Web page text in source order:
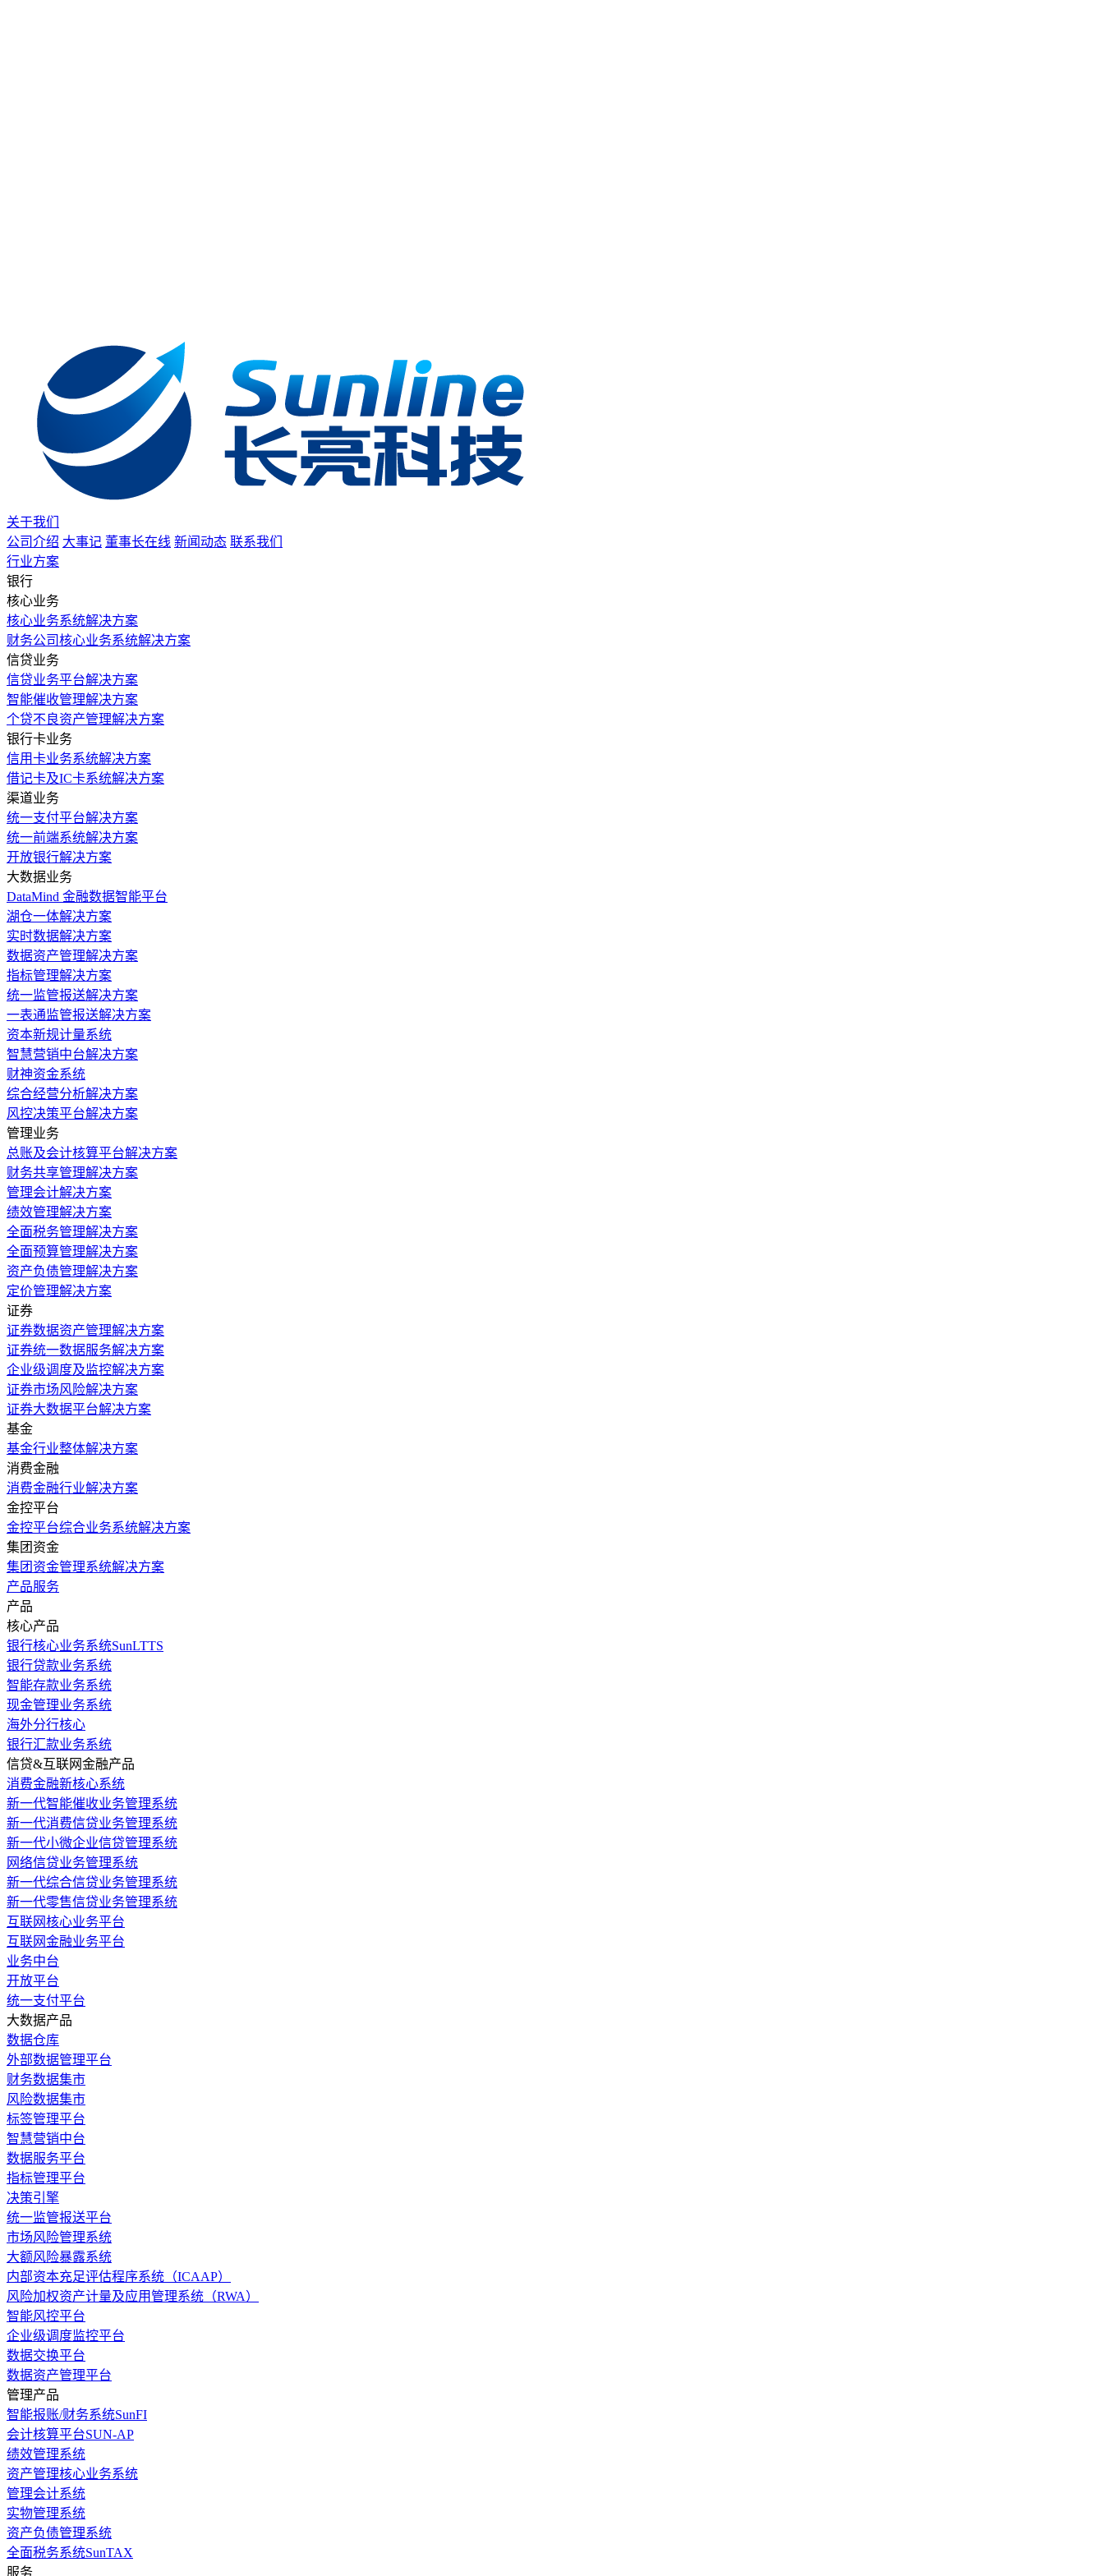
关于我们
公司介绍 大事记 董事长在线 新闻动态 联系我们
行业方案
银行
核心业务
核心业务系统解决方案
财务公司核心业务系统解决方案
信贷业务
信贷业务平台解决方案
智能催收管理解决方案
个贷不良资产管理解决方案
银行卡业务
信用卡业务系统解决方案
借记卡及IC卡系统解决方案
渠道业务
统一支付平台解决方案
统一前端系统解决方案
开放银行解决方案
大数据业务
DataMind 金融数据智能平台
湖仓一体解决方案
实时数据解决方案
数据资产管理解决方案
指标管理解决方案
统一监管报送解决方案
一表通监管报送解决方案
资本新规计量系统
智慧营销中台解决方案
财神资金系统
综合经营分析解决方案
风控决策平台解决方案
管理业务
总账及会计核算平台解决方案
财务共享管理解决方案
管理会计解决方案
绩效管理解决方案
全面税务管理解决方案
全面预算管理解决方案
资产负债管理解决方案
定价管理解决方案
证券
证券数据资产管理解决方案
证券统一数据服务解决方案
企业级调度及监控解决方案
证券市场风险解决方案
证券大数据平台解决方案
基金
基金行业整体解决方案
消费金融
消费金融行业解决方案
金控平台
金控平台综合业务系统解决方案
集团资金
集团资金管理系统解决方案
产品服务
产品
核心产品
银行核心业务系统SunLTTS
银行贷款业务系统
智能存款业务系统
现金管理业务系统
海外分行核心
银行汇款业务系统
信贷&互联网金融产品
消费金融新核心系统
新一代智能催收业务管理系统
新一代消费信贷业务管理系统
新一代小微企业信贷管理系统
网络信贷业务管理系统
新一代综合信贷业务管理系统
新一代零售信贷业务管理系统
互联网核心业务平台
互联网金融业务平台
业务中台
开放平台
统一支付平台
大数据产品
数据仓库
外部数据管理平台
财务数据集市
风险数据集市
标签管理平台
智慧营销中台
数据服务平台
指标管理平台
决策引擎
统一监管报送平台
市场风险管理系统
大额风险暴露系统
内部资本充足评估程序系统（ICAAP）
风险加权资产计量及应用管理系统（RWA）
智能风控平台
企业级调度监控平台
数据交换平台
数据资产管理平台
管理产品
智能报账/财务系统SunFI
会计核算平台SUN-AP
绩效管理系统
资产管理核心业务系统
管理会计系统
实物管理系统
资产负债管理系统
全面税务系统SunTAX
服务